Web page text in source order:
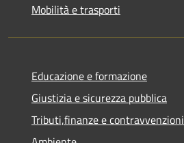
Mobilità e trasporti
Educazione e formazione
Giustizia e sicurezza pubblica
Tributi,finanze e contravvenzioni